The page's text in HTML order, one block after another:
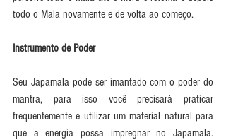
todo o Mala novamente e de volta ao começo.
Instrumento de Poder
Seu Japamala pode ser imantado com o poder do
mantra, para isso você precisará praticar
frequentemente e utilizar um material natural para
que a energia possa impregnar no Japamala.